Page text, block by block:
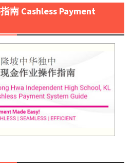
南 Cashless Payment